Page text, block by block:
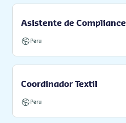
Asistente de Compliance
Peru
Coordinador Textil
Peru